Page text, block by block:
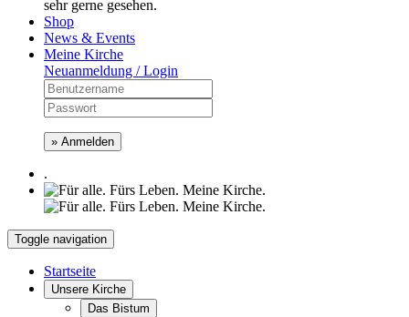
sehr gerne gesehen.
Shop
News & Events
Meine Kirche
Neuanmeldung / Login
» Anmelden
.
Toggle navigation
Startseite
Unsere Kirche
Das Bistum